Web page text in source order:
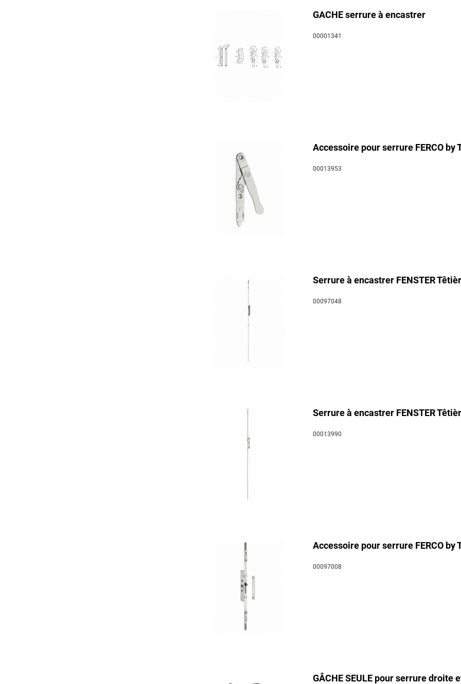
GACHE serrure à encastrer
00001341
Accessoire pour serrure FERCO by
00013953
Serrure à encastrer FENSTER
00097048
Serrure à encastrer FENSTER
00013990
Accessoire pour serrure FERCO by
00097008
GÂCHE SEULE pour serrure droite